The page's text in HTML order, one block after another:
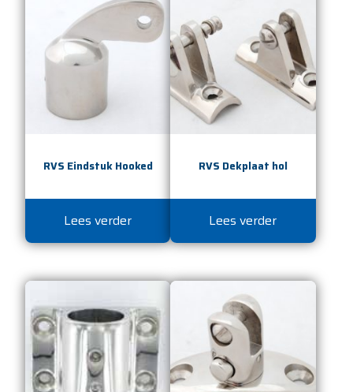
RVS Eindstuk Hooked
Lees verder
RVS Dekplaat hol
Lees verder